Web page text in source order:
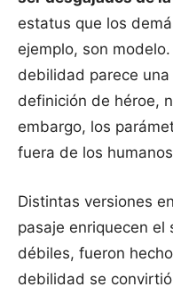
estatus que los
ejemplo, son
debilidad parece
definición de héroe,
embargo, los
fuera de los
Distintas versiones
pasaje enriquecen el
débiles, fueron
debilidad se